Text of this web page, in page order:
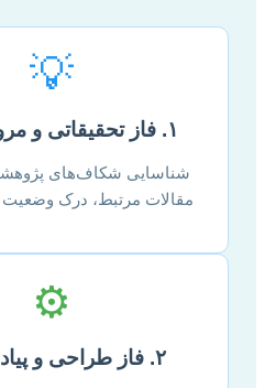
💡
۱. فاز تحقیقاتی و مرور ادبیات
شناسایی شکاف‌های
مقالات مرتبط، درک
⚙️
۲. فاز طراحی و پیاده‌سازی